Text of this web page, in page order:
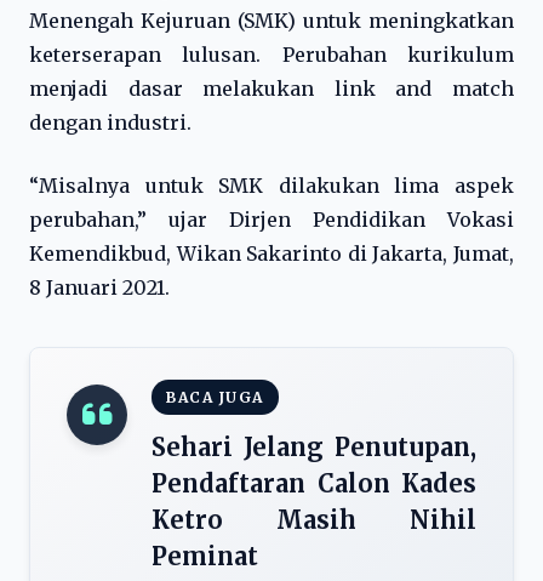
Menengah Kejuruan (SMK) untuk meningkatkan
keterserapan lulusan. Perubahan kurikulum
menjadi dasar melakukan link and match
dengan industri.
“Misalnya untuk SMK dilakukan lima aspek
perubahan,” ujar Dirjen Pendidikan Vokasi
Kemendikbud, Wikan Sakarinto di Jakarta, Jumat,
8 Januari 2021.
BACA JUGA
Sehari Jelang Penutupan,
Pendaftaran Calon Kades
Ketro Masih Nihil
Peminat